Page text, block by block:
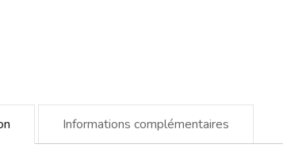
Informations complémentaires